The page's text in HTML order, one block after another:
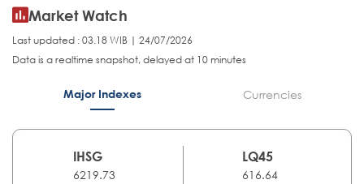
Market Watch
Last updated : 03.18 WIB | 24/07/2026
Data is a realtime snapshot, delayed at 10 minutes
Major Indexes Currencies
IHSG
6219.73
LQ45
616.64